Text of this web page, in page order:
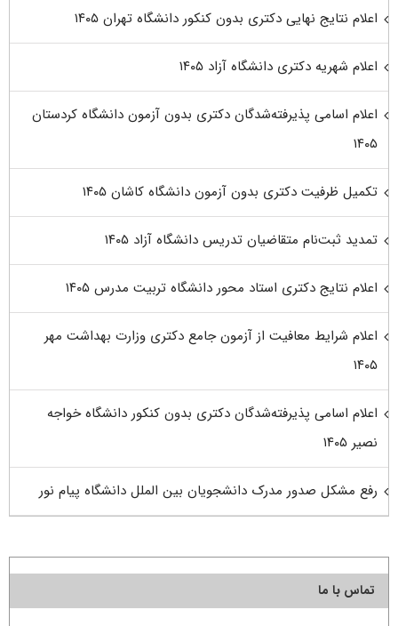
اعلام نتایج نهایی دکتری بدون کنکور دانشگاه تهران ۱۴۰۵
اعلام شهریه دکتری دانشگاه آزاد ۱۴۰۵
اعلام اسامی پذیرفته‌شدگان دکتری بدون آزمون دانشگاه کردستان
۱۴۰۵
تکمیل ظرفیت دکتری بدون آزمون دانشگاه کاشان ۱۴۰۵
تمدید ثبت‌نام متقاضیان تدریس دانشگاه آزاد ۱۴۰۵
اعلام نتایج دکتری استاد محور دانشگاه تربیت مدرس ۱۴۰۵
اعلام شرایط معافیت از آزمون جامع دکتری وزارت بهداشت مهر
۱۴۰۵
اعلام اسامی پذیرفته‌شدگان دکتری بدون کنکور دانشگاه خواجه
نصیر ۱۴۰۵
رفع مشکل صدور مدرک دانشجویان بین الملل دانشگاه پیام نور
تماس با ما